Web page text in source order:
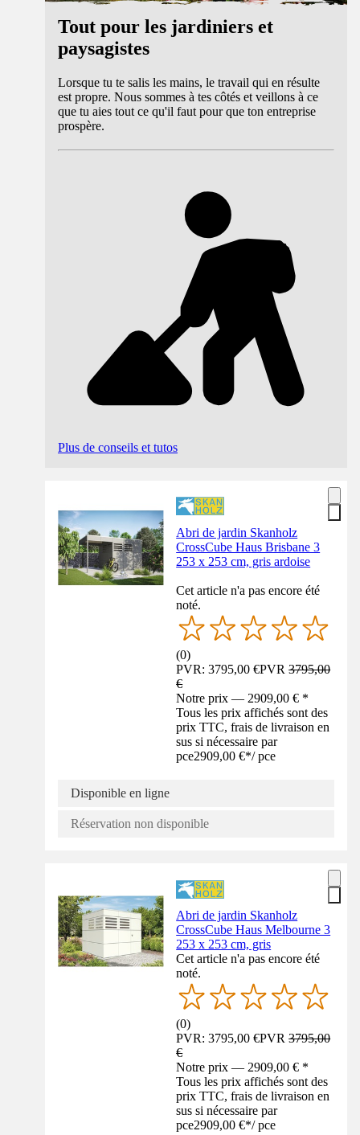
Tout pour les jardiniers et
paysagistes
Lorsque tu te salis les mains, le travail qui en résulte
est propre. Nous sommes à tes côtés et veillons à ce
que tu aies tout ce qu'il faut pour que ton entreprise
prospère.
Plus de conseils et tutos
Abri de jardin Skanholz
CrossCube Haus Brisbane 3
253 x 253 cm, gris ardoise
Cet article n'a pas encore été
noté.
(0)
PVR: 3795,00 €PVR3795,00
€
Notre prix — 2909,00 € *
Tous les prix affichés sont des
prix TTC, frais de livraison en
sus si nécessaire par
pce2909,00 €*/ pce
Disponible en ligne
Réservation non disponible
Abri de jardin Skanholz
CrossCube Haus Melbourne 3
253 x 253 cm, gris
Cet article n'a pas encore été
noté.
(0)
PVR: 3795,00 €PVR3795,00
€
Notre prix — 2909,00 € *
Tous les prix affichés sont des
prix TTC, frais de livraison en
sus si nécessaire par
pce2909,00 €*/ pce